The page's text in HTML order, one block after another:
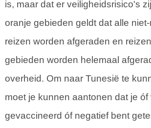
is, maar dat er veiligheidsrisico's
oranje gebieden geldt dat alle
reizen worden afgeraden en
gebieden worden helemaal
overheid. Om naar Tunesië te
moet je kunnen aantonen dat je
gevaccineerd óf negatief bent